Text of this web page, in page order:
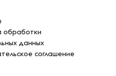
обработки
данных
соглашение